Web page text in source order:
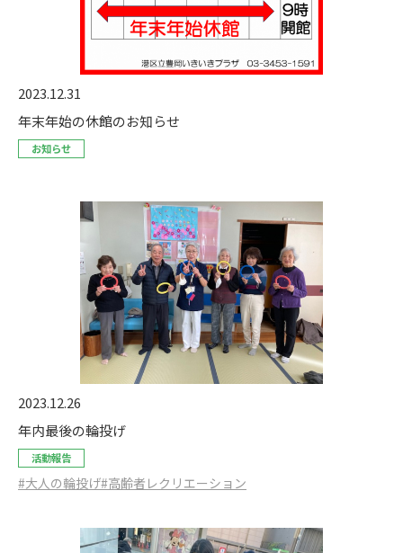
2023.12.31
年末年始の休館のお知らせ
お知らせ
2023.12.26
年内最後の輪投げ
活動報告
#大人の輪投げ#高齢者レクリエーション